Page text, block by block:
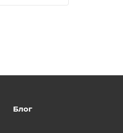
Блог